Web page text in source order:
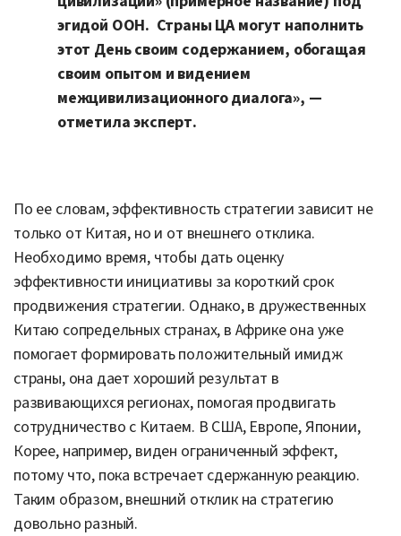
эгидой ООН. Страны ЦА могут наполнить
этот День своим содержанием, обогащая
своим опытом и видением
межцивилизационного диалога», —
отметила эксперт.
По ее словам, эффективность стратегии зависит не
только от Китая, но и от внешнего отклика.
Необходимо время, чтобы дать оценку
эффективности инициативы за короткий срок
продвижения стратегии. Однако, в дружественных
Китаю сопредельных странах, в Африке она уже
помогает формировать положительный имидж
страны, она дает хороший результат в
развивающихся регионах, помогая продвигать
сотрудничество с Китаем. В США, Европе, Японии,
Корее, например, виден ограниченный эффект,
потому что, пока встречает сдержанную реакцию.
Таким образом, внешний отклик на стратегию
довольно разный.